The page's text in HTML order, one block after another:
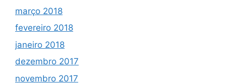
março 2018
fevereiro 2018
janeiro 2018
dezembro 2017
novembro 2017